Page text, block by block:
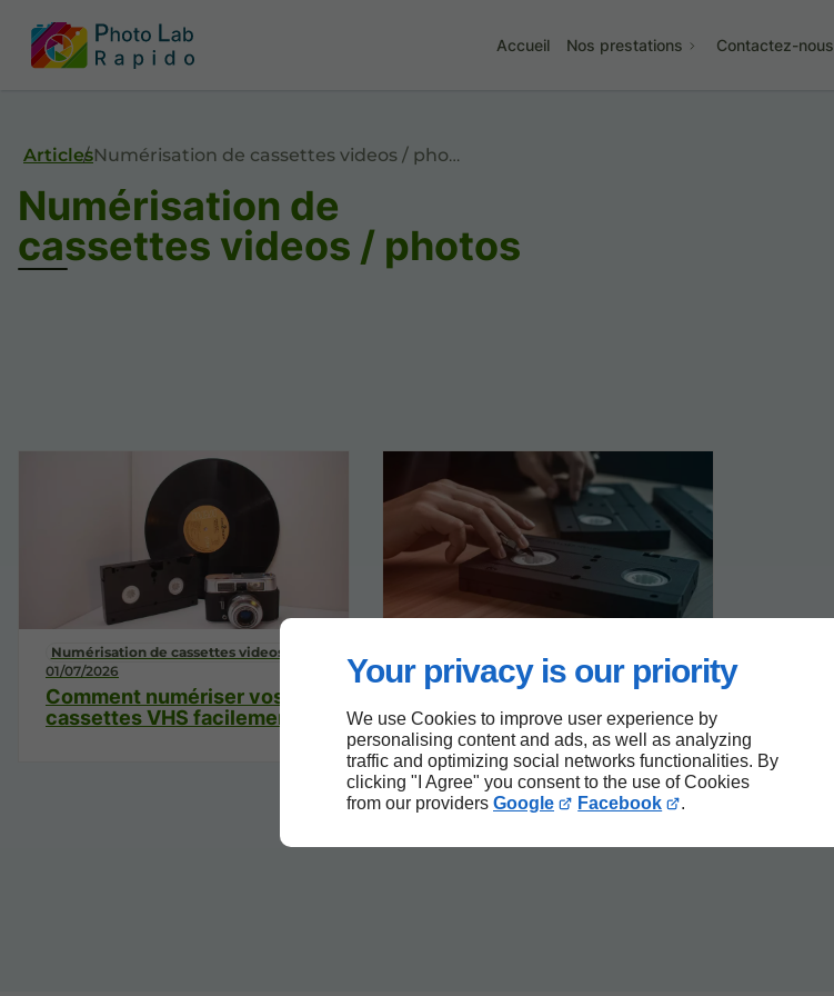
Your privacy is our priority
We use Cookies to improve user experience by
personalising content and ads, as well as analyzing
traffic and optimizing social networks functionalities. By
clicking "I Agree" you consent to the use of Cookies
from our providers Google Facebook .
Accueil Nos prestations Contactez-nous
Articles Numérisation de cassettes videos / photos
Numérisation de
cassettes videos / photos
Numérisation de cassettes videos / photos
01/07/2026
Comment numériser vos
cassettes VHS facilement ?
03/11/2025
Numérisation de cassettes
VHS : la solution pour sauver
vos souvenirs